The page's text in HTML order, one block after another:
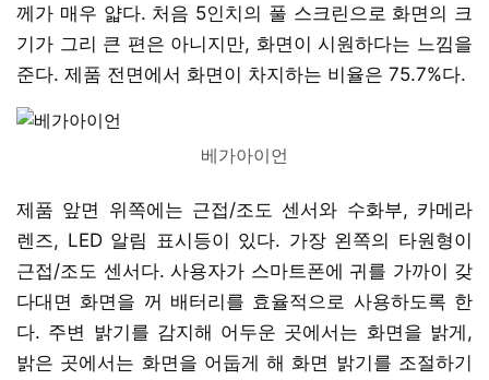
께가 매우 얇다. 처음 5인치의 풀 스크린으로 화면의 크
기가 그리 큰 편은 아니지만, 화면이 시원하다는 느낌을
준다. 제품 전면에서 화면이 차지하는 비율은 75.7%다.
베가아이언
제품 앞면 위쪽에는 근접/조도 센서와 수화부, 카메라
렌즈, LED 알림 표시등이 있다. 가장 왼쪽의 타원형이
근접/조도 센서다. 사용자가 스마트폰에 귀를 가까이 갖
다대면 화면을 꺼 배터리를 효율적으로 사용하도록 한
다. 주변 밝기를 감지해 어두운 곳에서는 화면을 밝게,
밝은 곳에서는 화면을 어둡게 해 화면 밝기를 조절하기